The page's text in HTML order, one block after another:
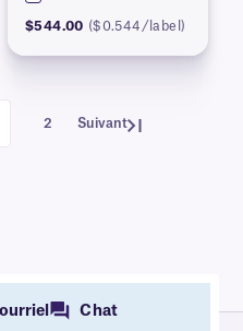
$544.00 ($0.544/label)
2 Suivant
Chat